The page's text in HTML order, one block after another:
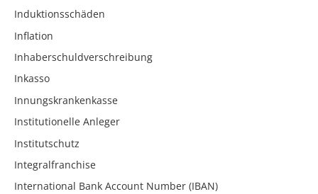
Induktionsschäden
Inflation
Inhaberschuldverschreibung
Inkasso
Innungskrankenkasse
Institutionelle Anleger
Institutschutz
Integralfranchise
International Bank Account Number (IBAN)